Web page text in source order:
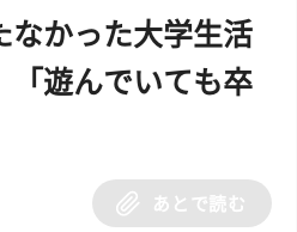
かった大学生活
「遊んでいても卒
あとで読む